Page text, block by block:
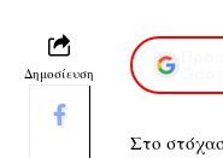
Δημοσίευση
Στο